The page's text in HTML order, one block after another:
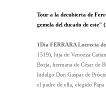
Tour a la decubierta de
gemela del ducado de este"
1Dia FERRARA Lucrecia
1519), hija de Venozza
Borja, hermana de César de
hidalgo Don Gaspar de
el padre de ella, elegido